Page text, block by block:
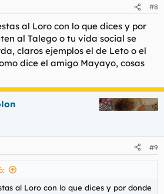
#8
al Loro con lo que dices y por
al Talego o tu vida social se
claros ejemplos el de Leto o el
dice el amigo Mayayo, cosas
#9
al Loro con lo que dices y por donde